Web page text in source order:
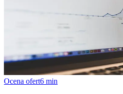
Ocena ofert6 min